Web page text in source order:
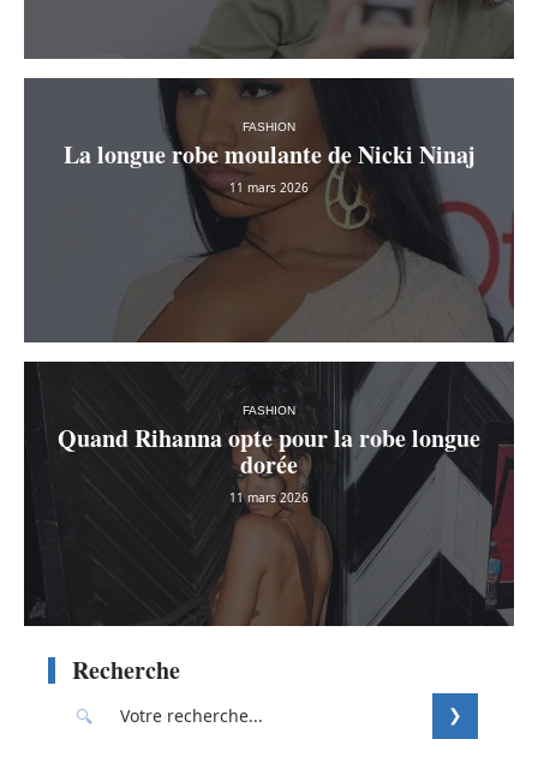
FASHION
La longue robe moulante de Nicki Ninaj
11 mars 2026
FASHION
Quand Rihanna opte pour la robe longue
dorée
11 mars 2026
Recherche